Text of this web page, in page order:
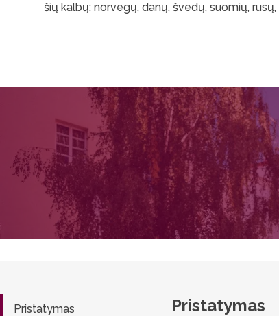
šių kalbų: norvegų, danų, švedų, suomių,
Pristatymas Pristatymas